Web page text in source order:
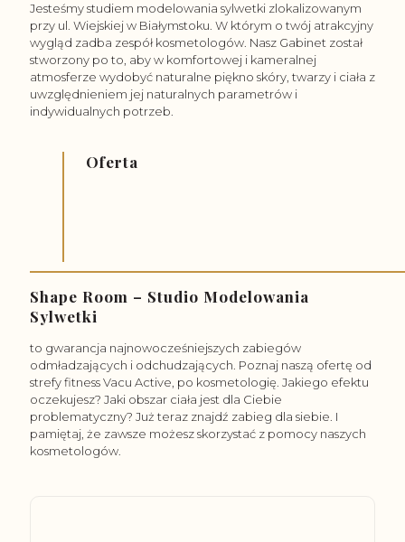
Jesteśmy studiem modelowania sylwetki zlokalizowanym
przy ul. Wiejskiej w Białymstoku. W którym o twój atrakcyjny
wygląd zadba zespół kosmetologów. Nasz Gabinet został
stworzony po to, aby w komfortowej i kameralnej
atmosferze wydobyć naturalne piękno skóry, twarzy i ciała z
uwzględnieniem jej naturalnych parametrów i
indywidualnych potrzeb.
Oferta
Zabiegi na
twarz
Depilacja
Shape Room – Studio Modelowania
Sylwetki
to gwarancja najnowocześniejszych zabiegów
odmładzających i odchudzających. Poznaj naszą ofertę od
strefy fitness Vacu Active, po kosmetologię. Jakiego efektu
oczekujesz? Jaki obszar ciała jest dla Ciebie
problematyczny? Już teraz znajdź zabieg dla siebie. I
pamiętaj, że zawsze możesz skorzystać z pomocy naszych
kosmetologów.